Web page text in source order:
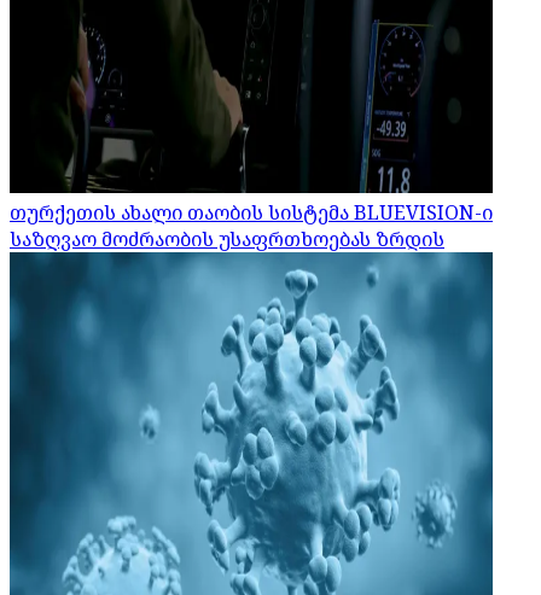
თურქეთის ახალი თაობის სისტემა BLUEVISION-ი
საზღვაო მოძრაობის უსაფრთხოებას ზრდის